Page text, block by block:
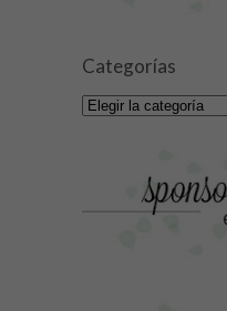
Categorías
Categorías